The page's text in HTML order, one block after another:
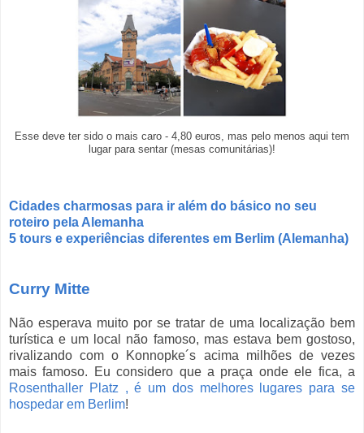
Esse deve ter sido o mais caro - 4,80 euros, mas pelo menos aqui tem
lugar para sentar (mesas comunitárias)!
Cidades charmosas para ir além do básico no seu
roteiro pela Alemanha
5 tours e experiências diferentes em Berlim (Alemanha)
Curry Mitte
Não esperava muito por se tratar de uma localização bem
turística e um local não famoso, mas estava bem gostoso,
rivalizando com o Konnopke´s acima milhões de vezes
mais famoso. Eu considero que a praça onde ele fica, a
Rosenthaller Platz , é um dos melhores lugares para se
hospedar em Berlim!